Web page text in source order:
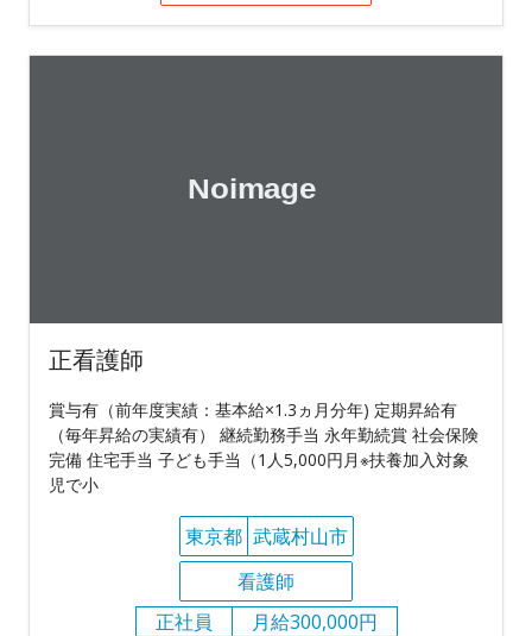
正看護師
賞与有（前年度実績：基本給×1.3ヵ月分年) 定期昇給有
（毎年昇給の実績有） 継続勤務手当 永年勤続賞 社会保険
完備 住宅手当 子ども手当（1人5,000円月※扶養加入対象
児で小
東京都 武蔵村山市
看護師
正社員
月給300,000円